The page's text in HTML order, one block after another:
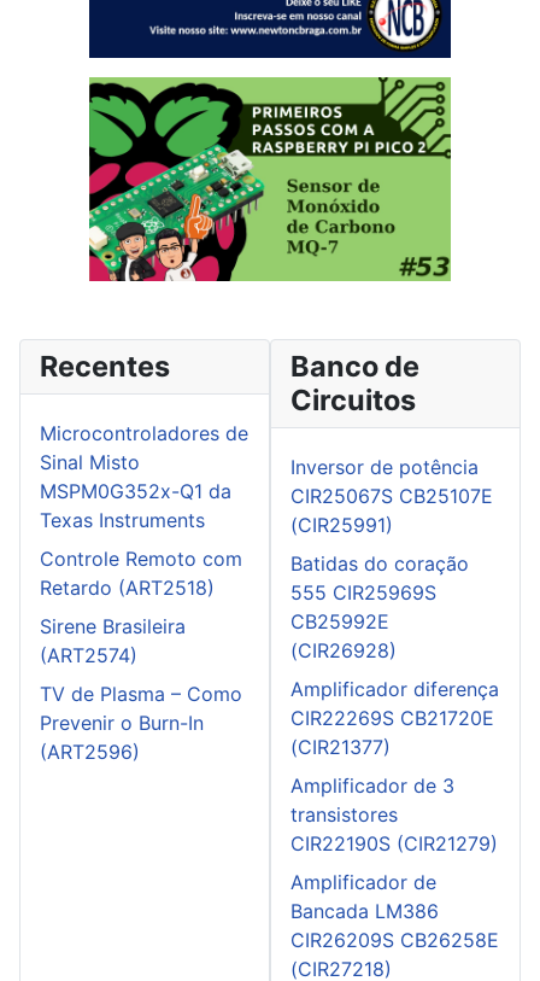
Recentes
Microcontroladores de
Sinal Misto
MSPM0G352x-Q1 da
Texas Instruments
Controle Remoto com
Retardo (ART2518)
Sirene Brasileira
(ART2574)
TV de Plasma – Como
Prevenir o Burn-In
(ART2596)
Banco de
Circuitos
Inversor de potência
CIR25067S CB25107E
(CIR25991)
Batidas do coração
555 CIR25969S
CB25992E
(CIR26928)
Amplificador diferença
CIR22269S CB21720E
(CIR21377)
Amplificador de 3
transistores
CIR22190S (CIR21279)
Amplificador de
Bancada LM386
CIR26209S CB26258E
(CIR27218)